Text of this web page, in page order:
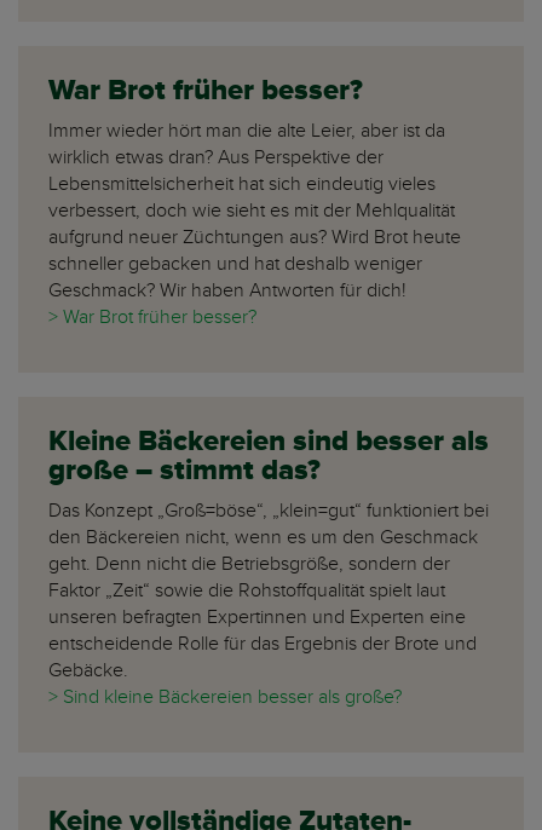
War Brot früher besser?
Immer wieder hört man die alte Leier, aber ist da
wirklich etwas dran? Aus Perspektive der
Lebensmittelsicherheit hat sich eindeutig vieles
verbessert, doch wie sieht es mit der Mehlqualität
aufgrund neuer Züchtungen aus? Wird Brot heute
schneller gebacken und hat deshalb weniger
Geschmack? Wir haben Antworten für dich!
> War Brot früher besser?
Kleine Bäckereien sind besser als
große – stimmt das?
Das Konzept „Groß=böse“, „klein=gut“ funktioniert bei
den Bäckereien nicht, wenn es um den Geschmack
geht. Denn nicht die Betriebsgröße, sondern der
Faktor „Zeit“ sowie die Rohstoffqualität spielt laut
unseren befragten Expertinnen und Experten eine
entscheidende Rolle für das Ergebnis der Brote und
Gebäcke.
> Sind kleine Bäckereien besser als große?
Keine vollständige Zutaten-